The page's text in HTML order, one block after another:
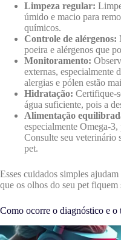
Limpeza regular:
úmido e macio para
químicos.
Controle de alérgenos:
poeira e alérgenos que
Monitoramento:
externas, especialmente
alergias e pólen estão
Hidratação: Certifique-
água suficiente, pois a
Alimentação
especialmente Omega-
Consulte seu veterinário
pet.
Esses cuidados simples
que os olhos do seu pet fiquem
Como ocorre o diagnóstico e o